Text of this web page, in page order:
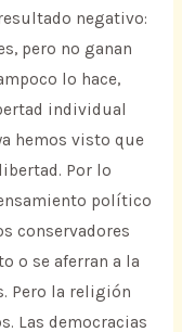
negativo:
pero no ganan
lo hace,
individual
hemos visto que
Por lo
político
conservadores
o se aferran a la
Pero la religión
Las democracias